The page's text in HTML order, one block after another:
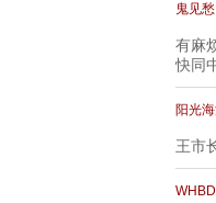
鬼见愁
有麻
快同
阳光
王市
WHBD